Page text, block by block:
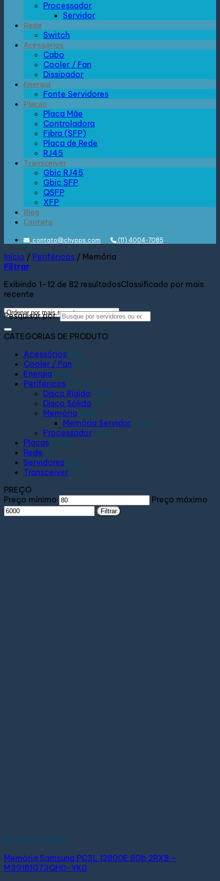
Processador
Servidor
Rede
Switch
Acessórios
Cabo
Cooler / Fan
Dissipador
Energia
Fonte Servidores
Placas
Placa Mãe
Controladora
Fibra (SFP)
Placa de Rede
RJ45
Transceiver
Gbic RJ45
Gbic SFP
QSFP
XFP
Blog
Contato
contato@chypps.com (11) 4004-7085
Início / Periféricos / Memória
Filtrar
Exibindo 1–12 de 82 resultadosClassificado por mais
recente
Pesquisar por:
CATEGORIAS DE PRODUTO
Acessórios (81)
Cooler / Fan (27)
Energia (62)
Periféricos (279)
Disco Rígido (45)
Disco Sólido (2)
Memória (82)
Memória Servidor (70)
Processador (99)
Placas (213)
Rede (7)
Servidores (79)
Transceiver (71)
PREÇO
Preço mínimo
Preço máximo
Filtrar
Memória UDIMM
Memória Samsung PC3L 12800E 8Gb 2RX8 –
M391B1G73QH0-YK0